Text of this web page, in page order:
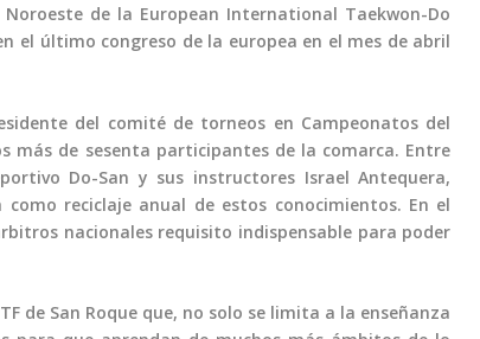
de la European International Taekwon-Do
el último congreso de la europea en el mes de abril
del comité de torneos en Campeonatos del
de sesenta participantes de la comarca. Entre
Do-San y sus instructores Israel Antequera,
como reciclaje anual de estos conocimientos. En el
nacionales requisito indispensable para poder
de San Roque que, no solo se limita a la enseñanza